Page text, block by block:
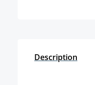
Description